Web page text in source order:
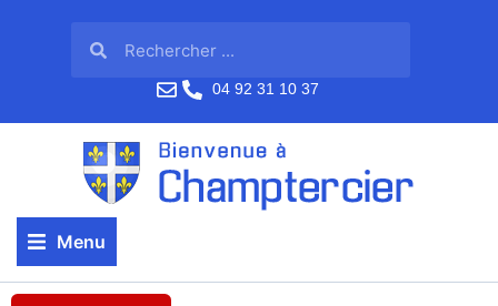
04 92 31 10 37
Menu